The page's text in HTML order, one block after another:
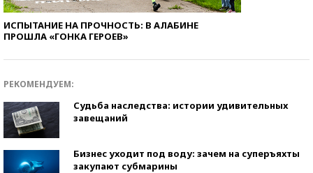
ИСПЫТАНИЕ НА ПРОЧНОСТЬ: В АЛАБИНЕ
ПРОШЛА «ГОНКА ГЕРОЕВ»
РЕКОМЕНДУЕМ:
Судьба наследства: истории удивительных
завещаний
Бизнес уходит под воду: зачем на суперъяхты
закупают субмарины